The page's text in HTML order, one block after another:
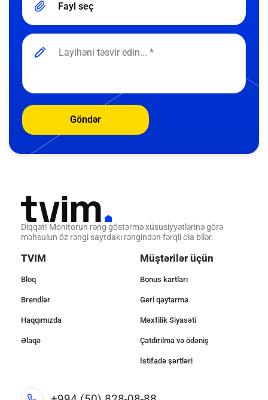
Fayl seç
Göndər
Diqqət! Monitorun rəng göstərmə xüsusiyyətlərinə görə
məhsulun öz rəngi saytdakı rəngindən fərqli ola bilər.
TVIM
Bloq
Brendlər
Haqqımızda
Əlaqə
Müştərilər üçün
Bonus kartları
Geri qaytarma
Məxfilik Siyasəti
Çatdırılma və ödəniş
İstifadə şərtləri